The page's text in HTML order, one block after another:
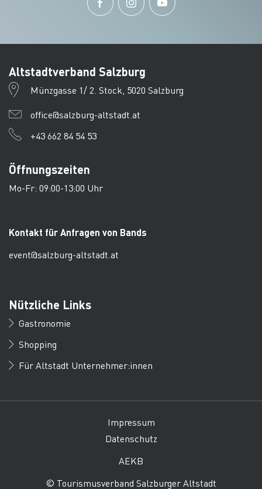
Altstadtverband Salzburg
Münzgasse 1/ 2. Stock, 5020 Salzburg
office@salzburg-altstadt.at
+43 662 84 54 53
Öffnungszeiten
Mo-Fr: 09:00-13:00 Uhr
Kontakt für Anfragen von Bands
event@salzburg-altstadt.at
Nützliche Links
Gastronomie
Shopping
Für Altstadt Unternehmer:innen
Impressum
Datenschutz
AEKB
© Tourismusverband Salzburger Altstadt